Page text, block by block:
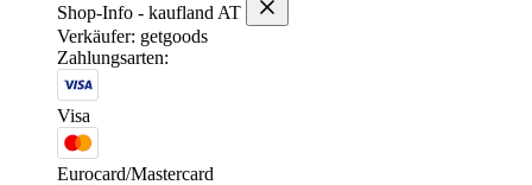
Shop-Info - kaufland AT
Verkäufer: getgoods
Zahlungsarten:
Visa
Eurocard/Mastercard